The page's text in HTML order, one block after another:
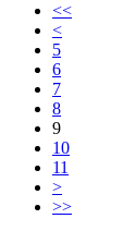
<<
<
5
6
7
8
9
10
11
>
>>